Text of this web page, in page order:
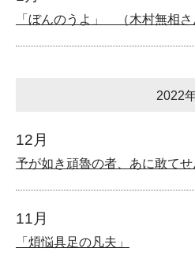
「ぼんのうよ」 （木村無相さ
2022
12月
予が如き頑魯の者、あに敢てせ
11月
「煩悩具足の凡夫」